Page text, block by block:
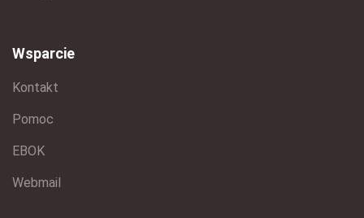
Wsparcie
Kontakt
Pomoc
EBOK
Webmail